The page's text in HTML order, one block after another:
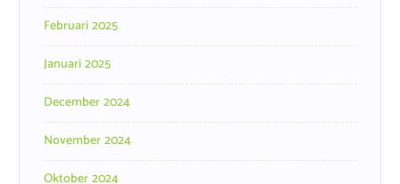
Februari 2025
Januari 2025
December 2024
November 2024
Oktober 2024